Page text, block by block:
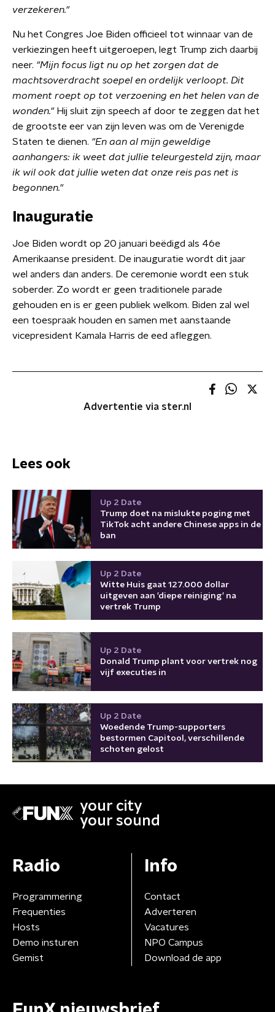
verzekeren."
Nu het Congres Joe Biden officieel tot winnaar van de
verkiezingen heeft uitgeroepen, legt Trump zich daarbij
neer. "Mijn focus ligt nu op het zorgen dat de
machtsoverdracht soepel en ordelijk verloopt. Dit
moment roept op tot verzoening en het helen van de
wonden." Hij sluit zijn speech af door te zeggen dat het
de grootste eer van zijn leven was om de Verenigde
Staten te dienen. "En aan al mijn geweldige
aanhangers: ik weet dat jullie teleurgesteld zijn, maar
ik wil ook dat jullie weten dat onze reis pas net is
begonnen."
Inauguratie
Joe Biden wordt op 20 januari beëdigd als 46e
Amerikaanse president. De inauguratie wordt dit jaar
wel anders dan anders. De ceremonie wordt een stuk
soberder. Zo wordt er geen traditionele parade
gehouden en is er geen publiek welkom. Biden zal wel
een toespraak houden en samen met aanstaande
vicepresident Kamala Harris de eed afleggen.
Advertentie via ster.nl
Lees ook
Up 2 Date
Trump doet na mislukte poging met
TikTok acht andere Chinese apps in de
ban
Up 2 Date
Witte Huis gaat 127.000 dollar
uitgeven aan 'diepe reiniging' na
vertrek Trump
Up 2 Date
Donald Trump plant voor vertrek nog
vijf executies in
Up 2 Date
Woedende Trump-supporters
bestormen Capitool, verschillende
schoten gelost
your city
your sound
Radio
Programmering
Frequenties
Hosts
Demo insturen
Gemist
Info
Contact
Adverteren
Vacatures
NPO Campus
Download de app